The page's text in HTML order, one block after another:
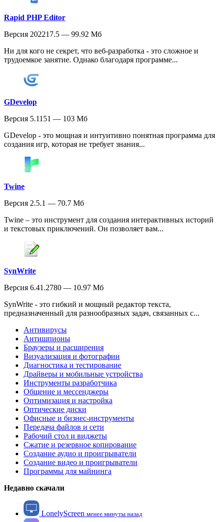
Rapid PHP Editor
Версия 202217.5 — 99.92 Мб
Ни для кого не секрет, что веб-разработка - это сложное и
трудоемкое занятие. Однако благодаря программе...
GDevelop
Версия 5.1151 — 103 Мб
GDevelop - это мощная и интуитивно понятная программа для
создания игр, которая не требует знания...
Twine
Версия 2.5.1 — 70.7 Мб
Twine – это инструмент для создания интерактивных историй
и текстовых приключений. Он позволяет вам...
SynWrite
Версия 6.41.2780 — 10.97 Мб
SynWrite - это гибкий и мощный редактор текста,
предназначенный для разнообразных задач, связанных с...
Антивирусы
Антишпионы
Браузеры и расширения
Визуализация и фотографии
Диагностика и тестирование
Драйверы и мобильные устройства
Инструменты разработчика
Общение и мессенджеры
Оптимизация и настройка
Оптические диски
Офисные и бизнес-инструменты
Передача файлов и сети
Рабочий стол и виджеты
Сжатие и резервное копирование
Создание аудио и проигрыватели
Создание видео и проигрыватели
Программы для майнинга
Недавно скачали
LonelyScreen менее минуты назад